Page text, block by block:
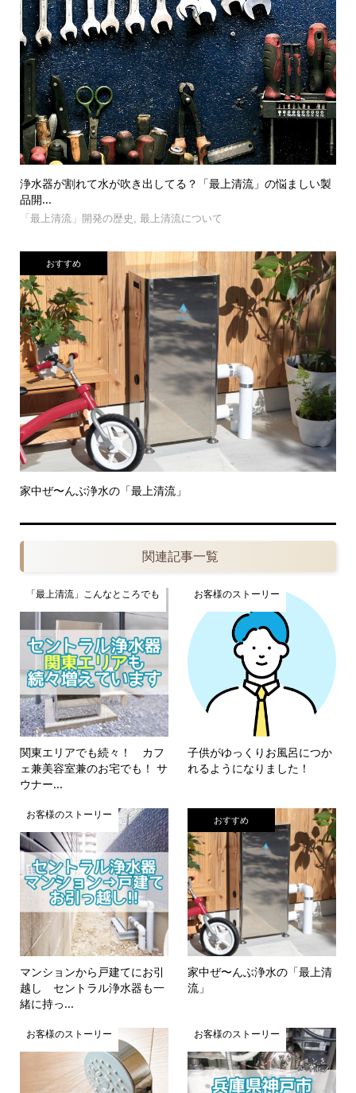
浄水器が割れて水が吹き出してる？「最上清流」の悩ましい製
品開...
「最上清流」開発の歴史 , 最上清流について
おすすめ
家中ぜ〜んぶ浄水の「最上清流」
関連記事一覧
「最上清流」こんなところでも
関東エリアでも続々！ カフ
ェ兼美容室兼のお宅でも！ サ
ウナー...
お客様のストーリー
子供がゆっくりお風呂につか
れるようになりました！
お客様のストーリー
マンションから戸建てにお引
越し セントラル浄水器も一
緒に持っ...
おすすめ
家中ぜ〜んぶ浄水の「最上清
流」
お客様のストーリー お客様のストーリー